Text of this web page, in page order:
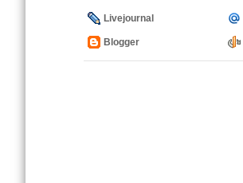
Livejournal
Blogger